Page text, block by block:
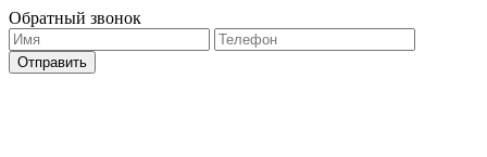
Обратный звонок